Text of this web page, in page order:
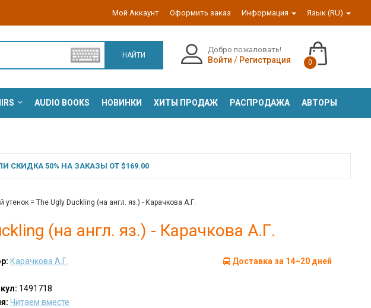
Мой Аккаунт Оформить заказ Информация Язык (RU)
НАЙТИ
Добро пожаловать!
Войти / Регистрация 0
AUDIO BOOKS НОВИНКИ ХИТЫ ПРОДАЖ РАСПРОДАЖА АВТОРЫ
СКИДКА 50% НА ЗАКАЗЫ ОТ $169.00
утенок = The Ugly Duckling (на англ. яз.) - Карачкова А.Г.
(на англ. яз.) - Карачкова А.Г.
Карачкова А.Г.
1491718
Читаем вместе
Доставка за 14–20 дней